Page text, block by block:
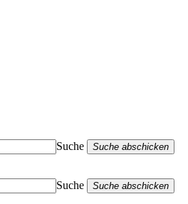
Suche
Suche abschicken
Suche
Suche abschicken